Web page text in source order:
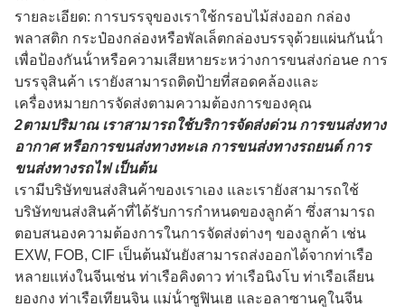
รายละเอียด: การบรรจุของเราใช้กรอบไม้ส่งออก กล่อง
พลาสติก กระป๋องกล่องหรือพัลเล็ตกล่องบรรจุด้วยแผ่นกันน้ํา
เพื่อป้องกันน้ําหรือความเสียหายระหว่างการขนส่งก่อนe การ
บรรจุสินค้า เรายังสามารถติดป้ายที่สอดคล้องและ
เครื่องหมายการจัดส่งตามความต้องการของคุณ
2ตามปริมาณ เราสามารถใช้บริการจัดส่งด่วน การขนส่งทาง
อากาศ หรือการขนส่งทางทะเล การขนส่งทางรถยนต์ การ
ขนส่งทางรถไฟ เป็นต้น
เรามีบริษัทขนส่งสินค้าของเราเอง และเรายังสามารถใช้
บริษัทขนส่งสินค้าที่ได้รับการกําหนดของลูกค้า ซึ่งสามารถ
ตอบสนองความต้องการในการจัดส่งต่างๆ ของลูกค้า เช่น
EXW, FOB, CIF เป็นต้นมันยังสามารถส่งออกได้จากท่าเรือ
หลายแห่งในจีนเช่น ท่าเรือคิงดาว ท่าเรือนิงโบ ท่าเรือเลียน
ยองกง ท่าเรือเทียนจิน แม่น้ําซูฟินเฮ และอลาซานคูในจีน